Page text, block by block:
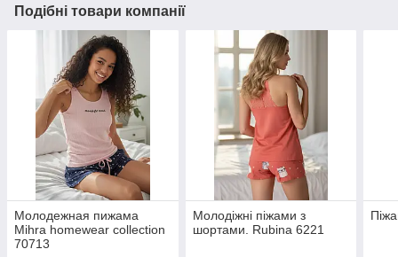
Подібні товари компанії
Молодежная пижама
Mihra homewear collection
70713
Молодіжні піжами з
шортами. Rubina 6221